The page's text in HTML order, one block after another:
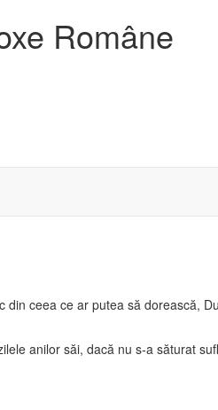
Române
ceea ce ar putea să dorească,
anilor săi, dacă nu s-a săturat